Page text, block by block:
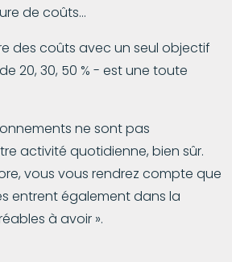
de coûts...
des coûts avec un seul objectif
20, 30, 50 % - est une toute
ne sont pas
activité quotidienne, bien sûr.
vous vous rendrez compte que
entrent également dans la
à avoir ».